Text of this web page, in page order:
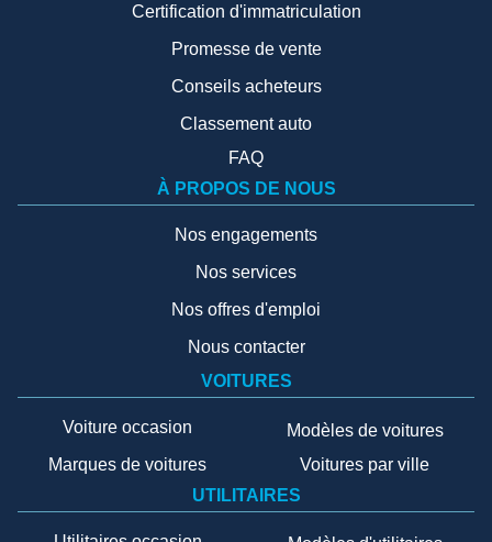
Certification d'immatriculation
Promesse de vente
Conseils acheteurs
Classement auto
FAQ
À PROPOS DE NOUS
Nos engagements
Nos services
Nos offres d'emploi
Nous contacter
VOITURES
Voiture occasion
Marques de voitures
Modèles de voitures
Voitures par ville
UTILITAIRES